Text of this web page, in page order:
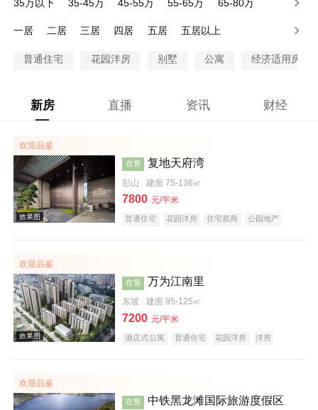
35万以下 35-45万 45-55万 55-65万
65-80万
一居
二居 三居 四居 五居 五居以上
普通住宅 花园洋房 别墅 公寓 经济适用房
新房 直播 资讯 财经
欢迎品鉴
效果图
在售 复地天府湾
彭山 建面 75-136㎡
7800 元/平米
普通住宅 花园洋房 住宅底商 公园地产
欢迎品鉴
在售 万为江南里
东坡 建面 95-125㎡
7200 元/平米
酒店式公寓 普通住宅 花园洋房
洋房
欢迎品鉴
在售 中铁黑龙滩国际旅游度假区